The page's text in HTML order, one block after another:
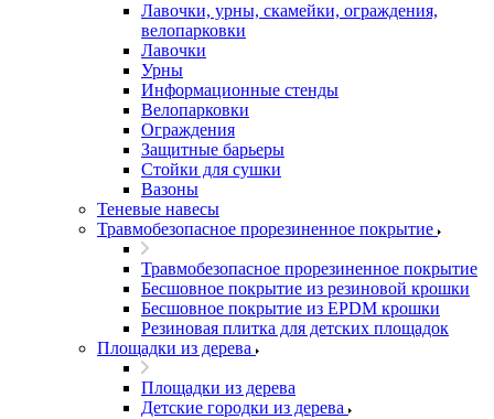
Лавочки, урны, скамейки, ограждения,
велопарковки
Лавочки
Урны
Информационные стенды
Велопарковки
Ограждения
Защитные барьеры
Стойки для сушки
Вазоны
Теневые навесы
Травмобезопасное прорезиненное покрытие
Травмобезопасное прорезиненное покрытие
Бесшовное покрытие из резиновой крошки
Бесшовное покрытие из EPDM крошки
Резиновая плитка для детских площадок
Площадки из дерева
Площадки из дерева
Детские городки из дерева